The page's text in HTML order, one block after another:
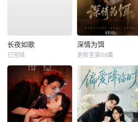
长夜如歌
已完结
深情为饵
更新至第06集